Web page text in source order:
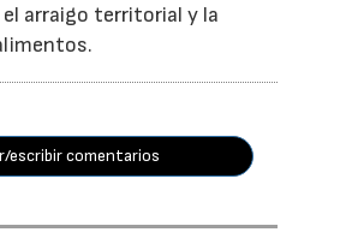
arraigo territorial y la
escribir comentarios